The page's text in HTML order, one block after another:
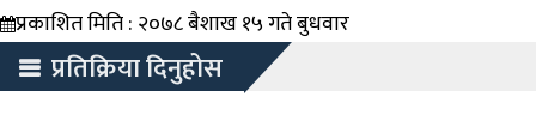
प्रकाशित मिति : २०७८ बैशाख १५ गते बुधवार
प्रतिक्रिया दिनुहोस